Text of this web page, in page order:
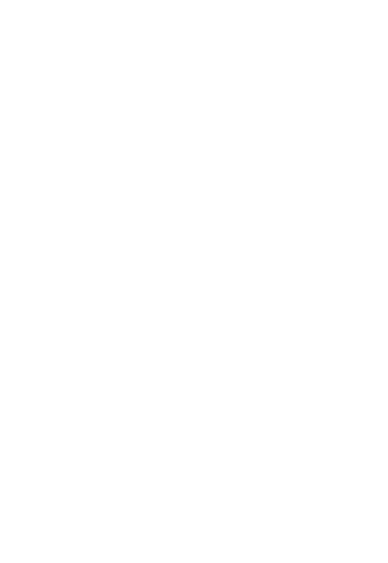
/// WORLD GIRLS /// ДЕВУШКИ ЗНАМЕНИТОСТИ ///
ОБЗОРЫ ФИЛЬМОВ /// КИНО /// ОБЗОРЫ
GIRLS /// ДЕВУШКИ ЗНАМЕНИТОСТИ ///